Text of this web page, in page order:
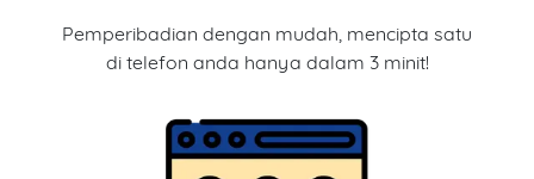
Pemperibadian dengan mudah, mencipta satu
di telefon anda hanya dalam 3 minit!